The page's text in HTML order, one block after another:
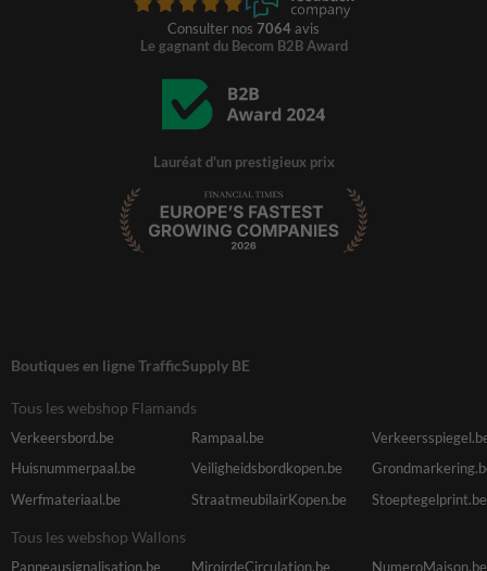
Consulter nos 7064avis
Le gagnant du Becom B2B Award
Lauréat d'un prestigieux prix
Boutiques en ligne TrafficSupply BE
Tous les webshop Flamands
Verkeersbord.be Rampaal.be
Huisnummerpaal.be
Veiligheidsbordkopen.be
Werfmateriaal.be
StraatmeubilairKopen.be Stoeptegelprint.be
Tous les webshop Wallons
Panneausignalisation.be MiroirdeCirculation.be NumeroMaison.be